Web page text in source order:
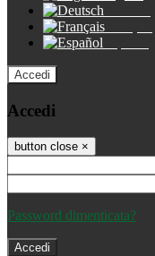
Accedi
Accedi
button close ×
Password dimenticata?